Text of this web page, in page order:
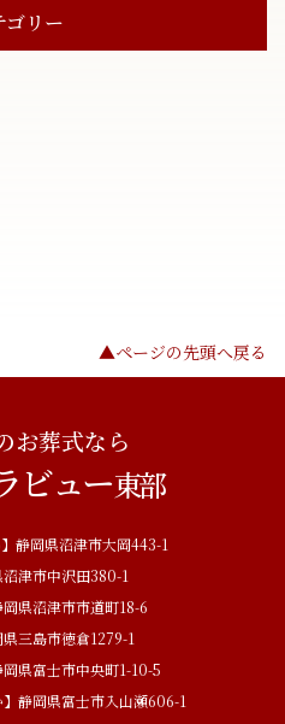
ゴリー
▲ページの先頭へ戻る
お葬式なら
ビュー東部
静岡県沼津市大岡443-1
沼津市中沢田380-1
岡県沼津市市道町18-6
三島市徳倉1279-1
岡県富士市中央町1-10-5
】静岡県富士市入山瀬606-1